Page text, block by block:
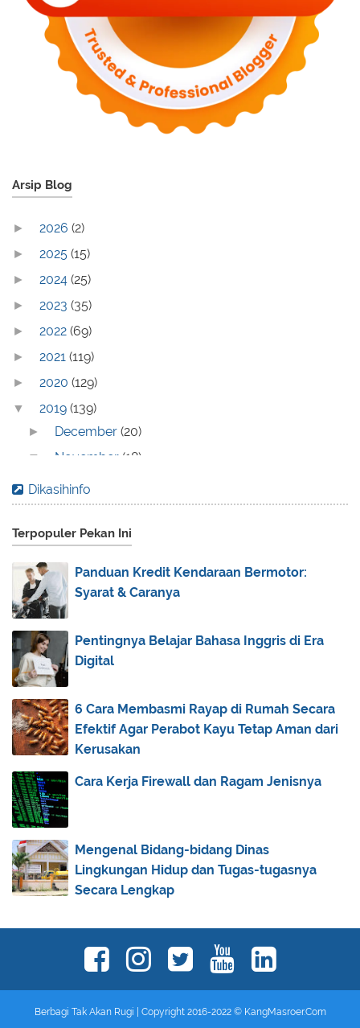
Arsip Blog
► 2026 (2)
► 2025 (15)
► 2024 (25)
► 2023 (35)
► 2022 (69)
► 2021 (119)
► 2020 (129)
▼ 2019 (139)
► December(20)
▼ November (18)
Seru
Mengenal Perbedaan Asuransi Syariah dan
Konvensional
Agar Sukses Kuliah Online, Atur Manajemen Waktu
de...
Fakta Unik Natasha Wilona
Inilah 5 Pilihan Model Rambut Pendek untuk Wajah
B...
Cara Mengatasi Rambut Kering dengan 5 Bahan
Alami
Popbela.com, Situs Fashion Terbaik yang Paling
4 Smartphone Gaming yang Sedang Booming di
Kalanga...
Samsun...
Tips Memilih Oli Mesin yang Ideal untuk Kendaraan
...
Kebangkitan Mutiara Hitam, Mampukah Mereka
‘Meniku...
Bukan Sekadar Formalitas, Ternyata Ada Fungsi
Lain...
Dikasihinfo
Terpopuler Pekan Ini
Panduan Kredit Kendaraan Bermotor:
Syarat & Caranya
Pentingnya Belajar Bahasa Inggris di Era
Digital
6 Cara Membasmi Rayap di Rumah Secara
Efektif Agar Perabot Kayu Tetap Aman dari
Kerusakan
Cara Kerja Firewall dan Ragam Jenisnya
Mengenal Bidang-bidang Dinas
Lingkungan Hidup dan Tugas-tugasnya
Secara Lengkap
Berbagi Tak Akan Rugi | Copyright 2016-2022 © KangMasroer.Com